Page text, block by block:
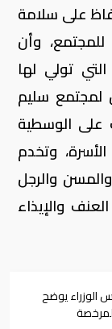
على سلامة
للمجتمع، وأن
تولي لها
لمجتمع سليم
على الوسطية
وتخدم
والرجل
والإيذاء
الوزراء يوضح